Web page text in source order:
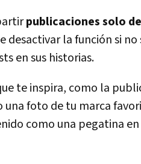
publicaciones solo
desactivar la función si no
en sus historias.
te inspira, como la
una foto de tu marca
como una pegatina en